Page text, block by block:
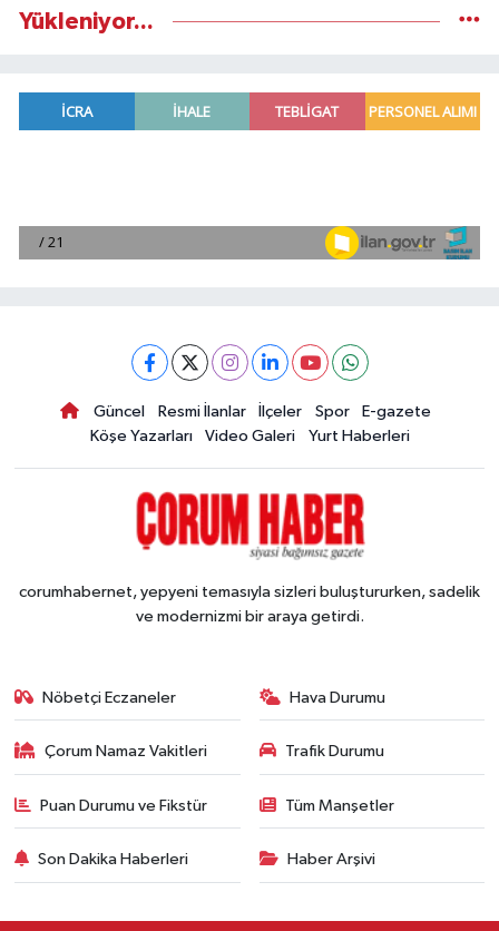
Yükleniyor...
Güncel Resmi İlanlar İlçeler Spor
E-gazete
Köşe Yazarları
Video Galeri Yurt Haberleri
corumhabernet, yepyeni temasıyla sizleri buluştururken, sadelik
ve modernizmi bir araya getirdi.
Nöbetçi Eczaneler Hava Durumu
Çorum Namaz Vakitleri Trafik Durumu
Puan Durumu ve Fikstür Tüm Manşetler
Son Dakika Haberleri Haber Arşivi